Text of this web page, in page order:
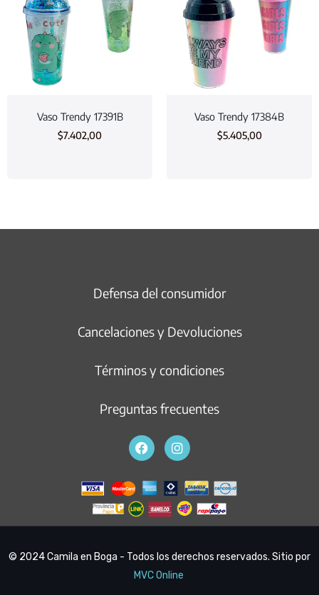
Vaso Trendy 17391B
$7.402,00
Vaso Trendy 17384B
$5.405,00
Defensa del consumidor
Cancelaciones y Devoluciones
Términos y condiciones
Preguntas frecuentes
© 2024 Camila en Boga - Todos los derechos reservados. Sitio por
MVC Online